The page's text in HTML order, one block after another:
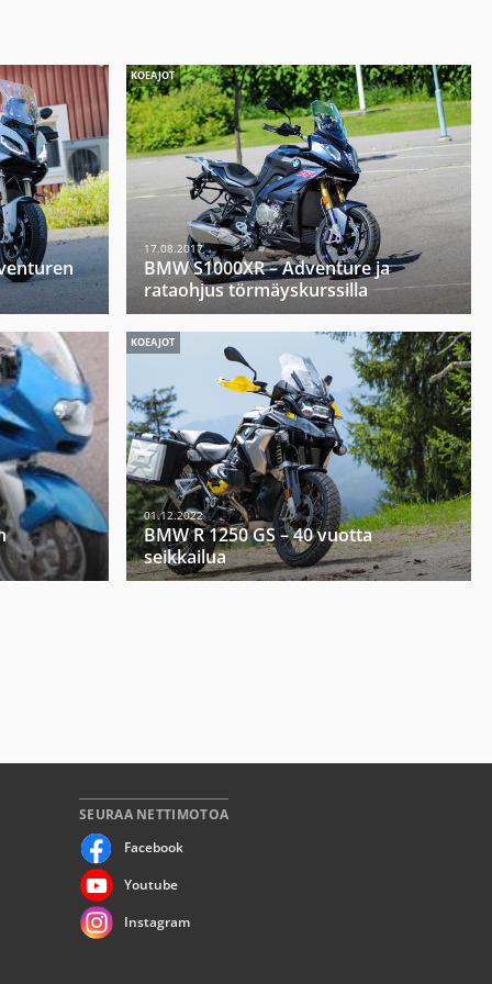
KOEAJOT
17.08.2017
BMW S1000XR – Adventure ja
rataohjus törmäyskurssilla
KOEAJOT
01.12.2022
BMW R 1250 GS – 40 vuotta
seikkailua
SEURAA NETTIMOTOA
Facebook
Youtube
Instagram